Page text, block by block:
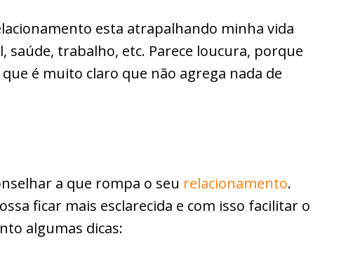
esta atrapalhando minha vida
saúde, trabalho, etc. Parece loucura, porque
é muito claro que não agrega nada de
a que rompa o seu relacionamento.
ficar mais esclarecida e com isso facilitar o
algumas dicas: